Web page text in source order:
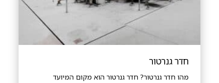
חדר גנרטור
מהו חדר גנרטור? חדר גנרטור הוא מקום המיועד